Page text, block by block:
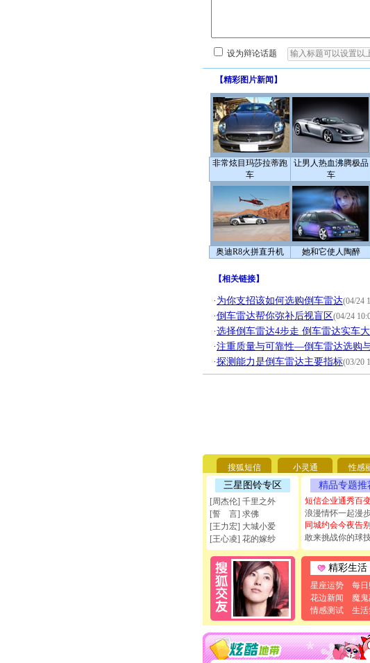
设为辩论话题
【精彩图片新闻 】
非常炫目玛莎拉蒂跑
车
让男人热血沸腾极品
车
奥迪R8火拼直升机 她和它使人陶醉
【相关链接】
· 为你支招该如何选购倒车雷达(04/24
·倒车雷达帮你弥补后视盲区(04/24
·选择倒车雷达4步走 倒车雷达实车
·注重质量与可靠性—倒车雷达选购
·探测能力是倒车雷达主要指标(03/20
搜狐短信 小灵通 性感
三星图铃专区
[周杰伦] 千里之外
[誓 言] 求佛
[王力宏] 大城小爱
[王心凌] 花的嫁纱
精品专题推
短信企业通秀百
浪漫情怀一起漫
同城约会今夜告
敢来挑战你的球
精彩生活
星座运势
每日
花边新闻
魔
情感测试
生